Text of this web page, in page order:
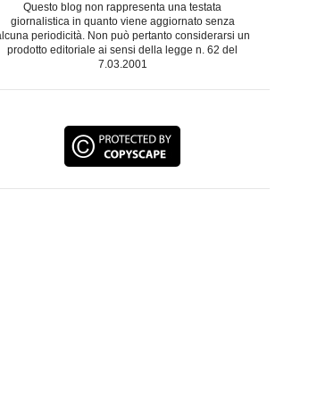
Questo blog non rappresenta una testata
giornalistica in quanto viene aggiornato senza
periodicità. Non può pertanto considerarsi un
prodotto editoriale ai sensi della legge n. 62 del
7.03.2001